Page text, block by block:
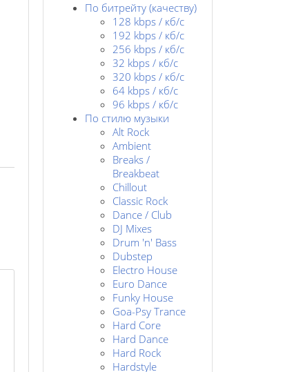
По битрейту (качеству)
128 kbps / кб/c
192 kbps / кб/c
256 kbps / кб/с
32 kbps / кб/c
320 kbps / кб/с
64 kbps / кб/c
96 kbps / кб/c
По стилю музыки
Alt Rock
Ambient
Breaks /
Breakbeat
Chillout
Classic Rock
Dance / Club
DJ Mixes
Drum 'n' Bass
Dubstep
Electro House
Euro Dance
Funky House
Goa-Psy Trance
Hard Core
Hard Dance
Hard Rock
Hardstyle